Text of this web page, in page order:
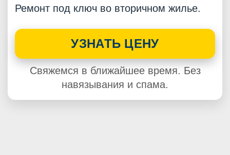
Ремонт под ключ во вторичном жилье.
УЗНАТЬ ЦЕНУ
Свяжемся в ближайшее время. Без
навязывания и спама.